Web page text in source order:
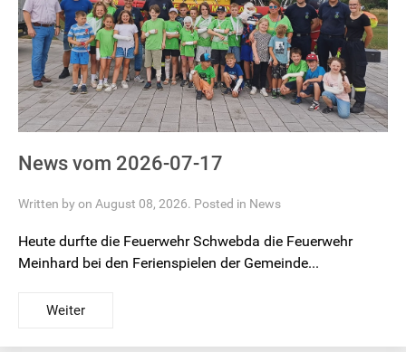
News vom 2026-07-17
Written by on August 08, 2026. Posted in News
Heute durfte die Feuerwehr Schwebda die Feuerwehr
Meinhard bei den Ferienspielen der Gemeinde...
Weiter